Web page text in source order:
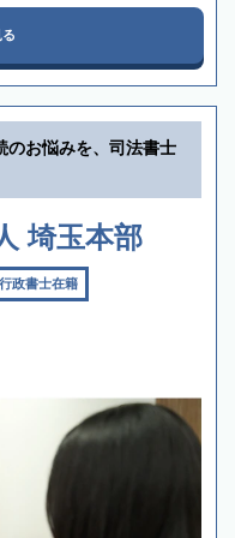
のお悩みを、司法書士
埼玉本部
行政書士在籍